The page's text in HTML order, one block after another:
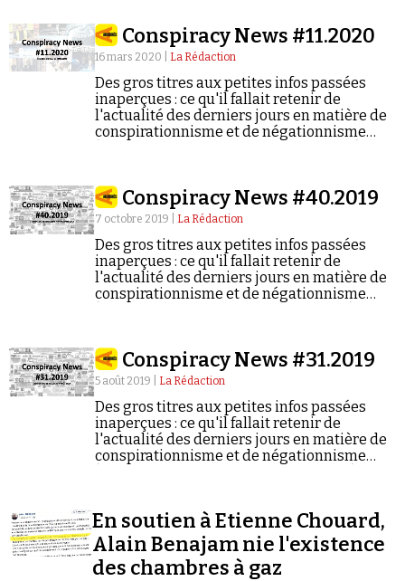
Conspiracy News #11.2020
16 mars 2020 | La Rédaction
Des gros titres aux petites infos passées
inaperçues : ce qu'il fallait retenir de
l'actualité des derniers jours en matière de
conspirationnisme et de négationnisme
Conspiracy News #40.2019
7 octobre 2019 | La Rédaction
Des gros titres aux petites infos passées
inaperçues : ce qu'il fallait retenir de
l'actualité des derniers jours en matière de
conspirationnisme et de négationnisme
Conspiracy News #31.2019
5 août 2019 | La Rédaction
Des gros titres aux petites infos passées
inaperçues : ce qu'il fallait retenir de
l'actualité des derniers jours en matière de
conspirationnisme et de négationnisme
En soutien à Etienne Chouard,
Alain Benajam nie l'existence
des chambres à gaz